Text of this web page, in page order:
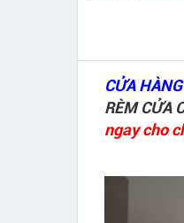
CỬA
RÈM CỬA
ngay cho